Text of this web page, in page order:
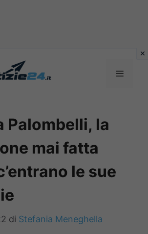
MENU
Palombelli, la
mai fatta
le sue
di Stefania Meneghella